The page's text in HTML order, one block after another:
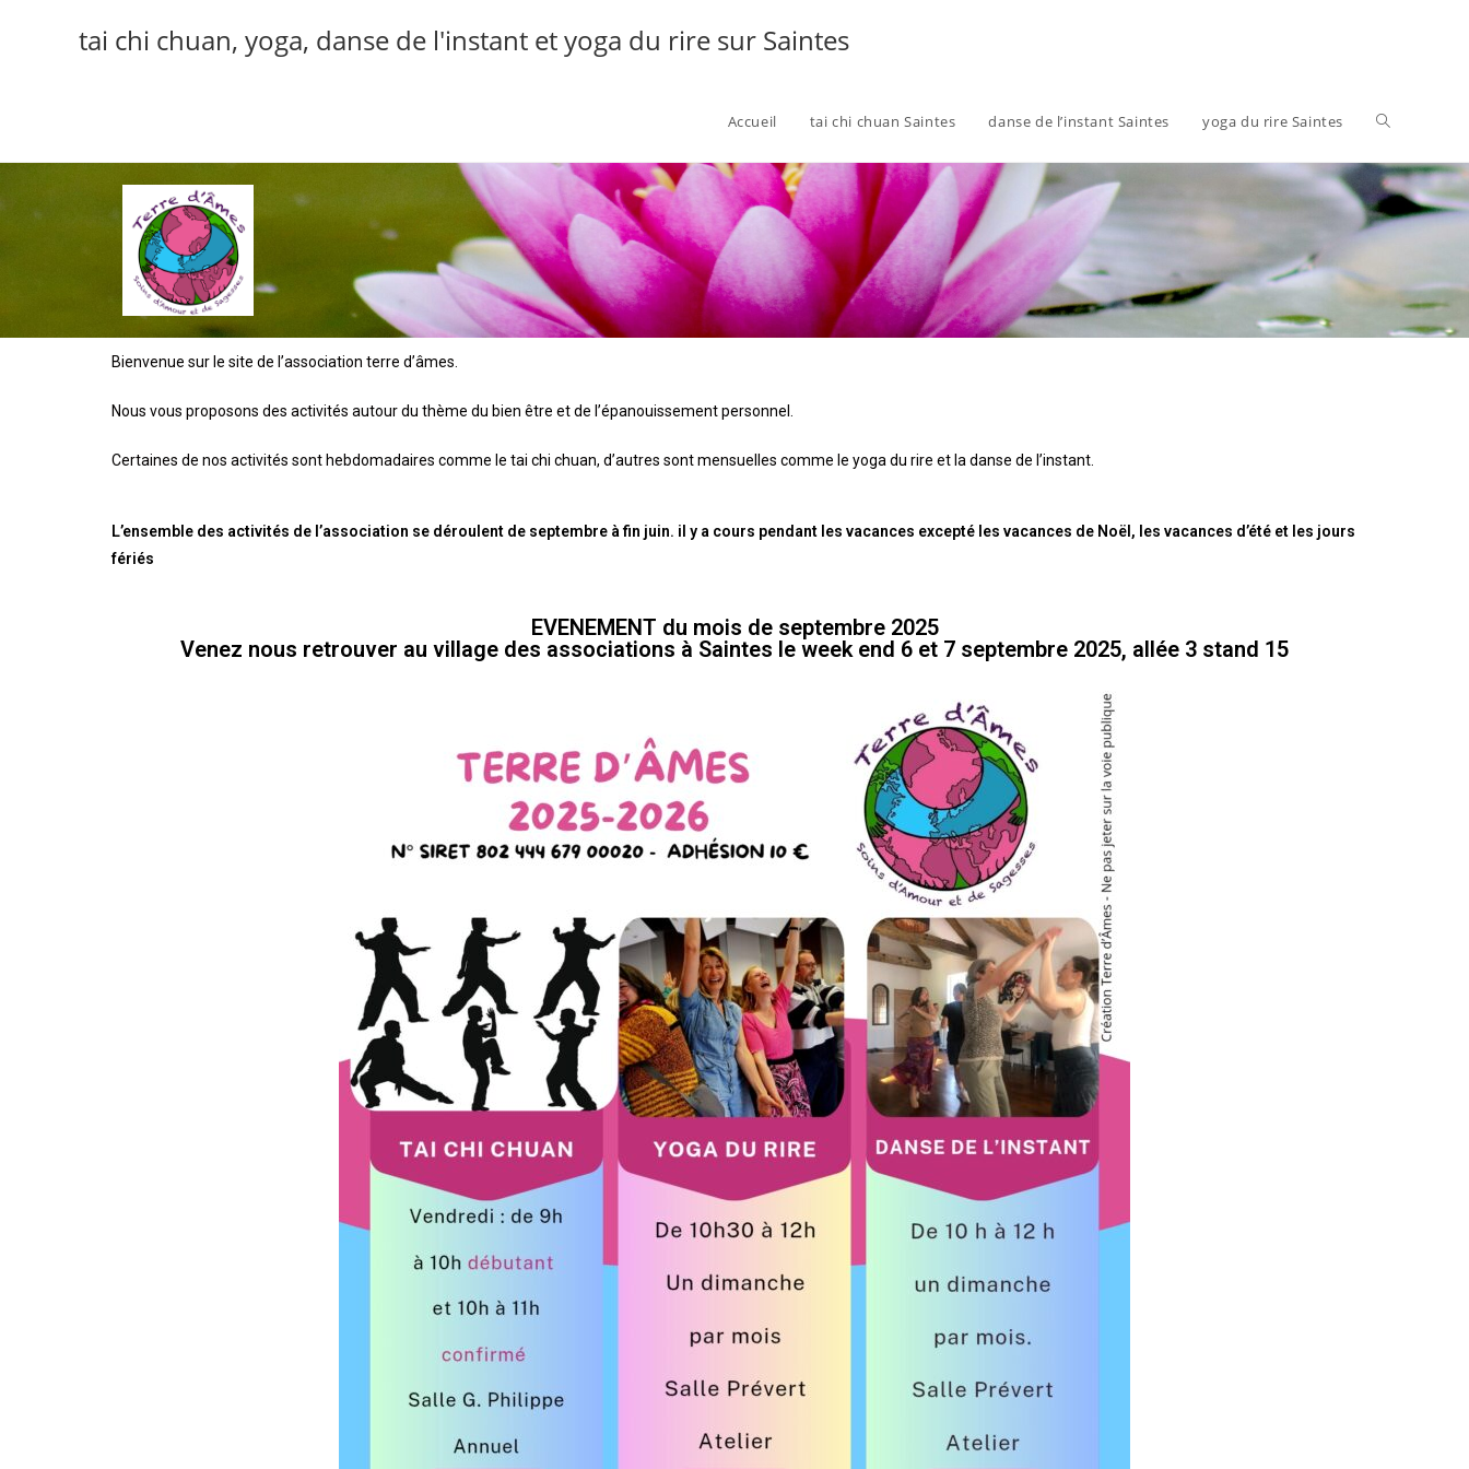
tai chi chuan, yoga, danse de l'instant et yoga du rire sur Saintes
Accueil tai chi chuan Saintes danse de l’instant Saintes yoga du rire Saintes
Bienvenue sur le site de l’association terre d’âmes.
Nous vous proposons des activités autour du thème du bien être et de l’épanouissement personnel.
Certaines de nos activités sont hebdomadaires comme le tai chi chuan, d’autres sont mensuelles comme le yoga du rire et la danse de l’instant.
L’ensemble des activités de l’association se déroulent de septembre à fin juin. il y a cours pendant les vacances excepté les vacances de Noël, les vacances d’été et les jours
fériés
EVENEMENT du mois de septembre 2025
Venez nous retrouver au village des associations à Saintes le week end 6 et 7 septembre 2025, allée 3 stand 15